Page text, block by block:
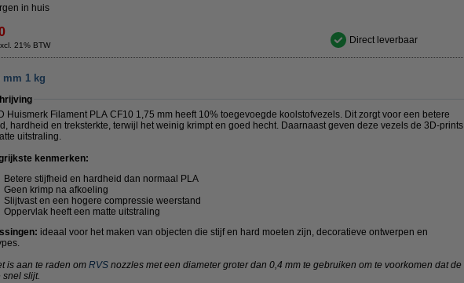
in huis
21% BTW Direct leverbaar
mm 1 kg
Huismerk Filament PLA CF10 1,75 mm heeft 10% toegevoegde koolstofvezels. Dit zorgt voor een betere
hardheid en treksterkte, terwijl het weinig krimpt en goed hecht. Daarnaast geven deze vezels de 3D-prints
uitstraling.
kenmerken:
Betere stijfheid en hardheid dan normaal PLA
Geen krimp na afkoeling
Slijtvast en een hogere compressie weerstand
Oppervlak heeft een matte uitstraling
ideaal voor het maken van objecten die stijf en hard moeten zijn, decoratieve ontwerpen en
is aan te raden om RVS nozzles met een diameter groter dan 0,4 mm te gebruiken om te voorkomen dat de
snel slijt.